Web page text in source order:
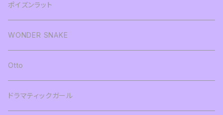
ポイズンラット
WONDER SNAKE
Otto
ドラマティックガール